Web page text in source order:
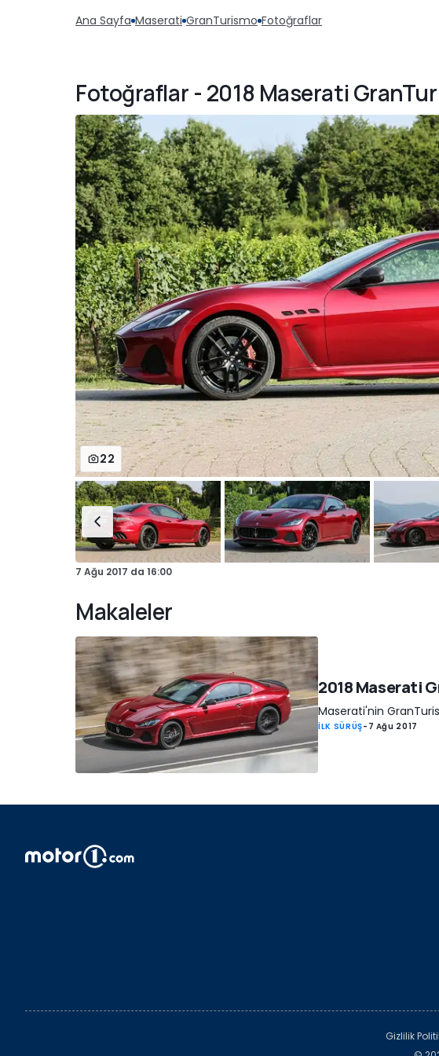
Ana Sayfa Maserati GranTurismo Fotoğraflar
Fotoğraflar - 2018 Maserati
22
7 Ağu 2017 da 16:00
Makaleler
2018 Maserati
Maserati'nin
İLK SÜRÜŞ- 7 Ağu 2017
Gizlilik